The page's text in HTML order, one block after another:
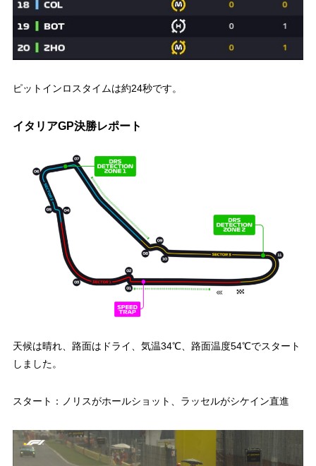
ピットインロスタイムは約24秒です。
イタリアGP決勝レポート
天候は晴れ、路面はドライ、気温34℃、路面温度54℃でスタート
しました。
スタート：ノリスがホールショット、ラッセルがシケイン直進